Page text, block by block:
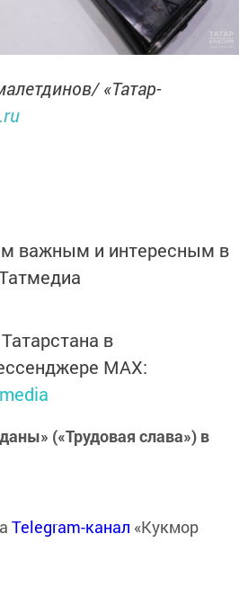
«Татар-
важным и интересным в
в
MАХ:
(«Трудовая слава») в
Telegram-канал «Кукмор